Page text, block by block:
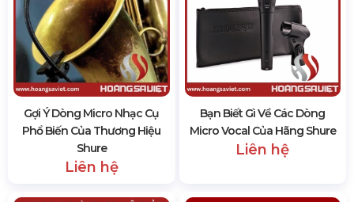
Gợi Ý Dòng Micro Nhạc Cụ
Phổ Biến Của Thương Hiệu
Shure
Liên hệ
Bạn Biết Gì Về Các Dòng
Micro Vocal Của Hãng Shure
Liên hệ